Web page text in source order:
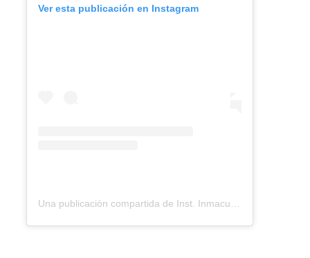
Ver esta publicación en Instagram